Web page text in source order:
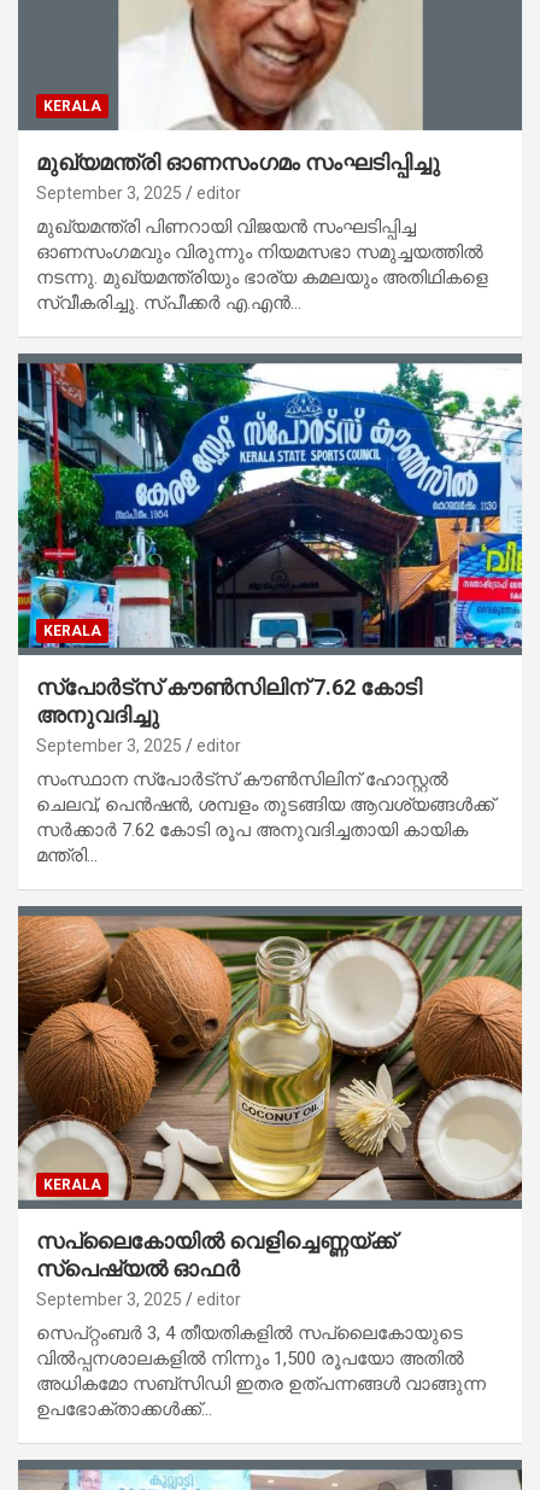
KERALA
മുഖ്യമന്ത്രി ഓണസംഗമം സംഘടിപ്പിച്ചു
September 3, 2025 editor
മുഖ്യമന്ത്രി പിണറായി വിജയൻ സംഘടിപ്പിച്ച
ഓണസംഗമവും വിരുന്നും നിയമസഭാ സമുച്ചയത്തിൽ
നടന്നു. മുഖ്യമന്ത്രിയും ഭാര്യ കമലയും അതിഥികളെ
സ്വീകരിച്ചു. സ്പീക്കർ എ.എൻ…
KERALA
സ്‌പോര്‍ട്‌സ് കൗണ്‍സിലിന് 7.62 കോടി
അനുവദിച്ചു
September 3, 2025 editor
സംസ്ഥാന സ്‌പോര്‍ട്‌സ് കൗണ്‍സിലിന് ഹോസ്റ്റല്‍
ചെലവ്, പെന്‍ഷന്‍, ശമ്പളം തുടങ്ങിയ ആവശ്യങ്ങള്‍ക്ക്
സര്‍ക്കാര്‍ 7.62 കോടി രൂപ അനുവദിച്ചതായി കായിക
മന്ത്രി…
KERALA
സപ്ലൈകോയിൽ വെളിച്ചെണ്ണയ്ക്ക്
സ്‌പെഷ്യൽ ഓഫർ
September 3, 2025 editor
സെപ്റ്റംബർ 3, 4 തീയതികളിൽ സപ്ലൈകോയുടെ
വിൽപ്പനശാലകളിൽ നിന്നും 1,500 രൂപയോ അതിൽ
അധികമോ സബ്സിഡി ഇതര ഉത്പന്നങ്ങൾ വാങ്ങുന്ന
ഉപഭോക്താക്കൾക്ക്…